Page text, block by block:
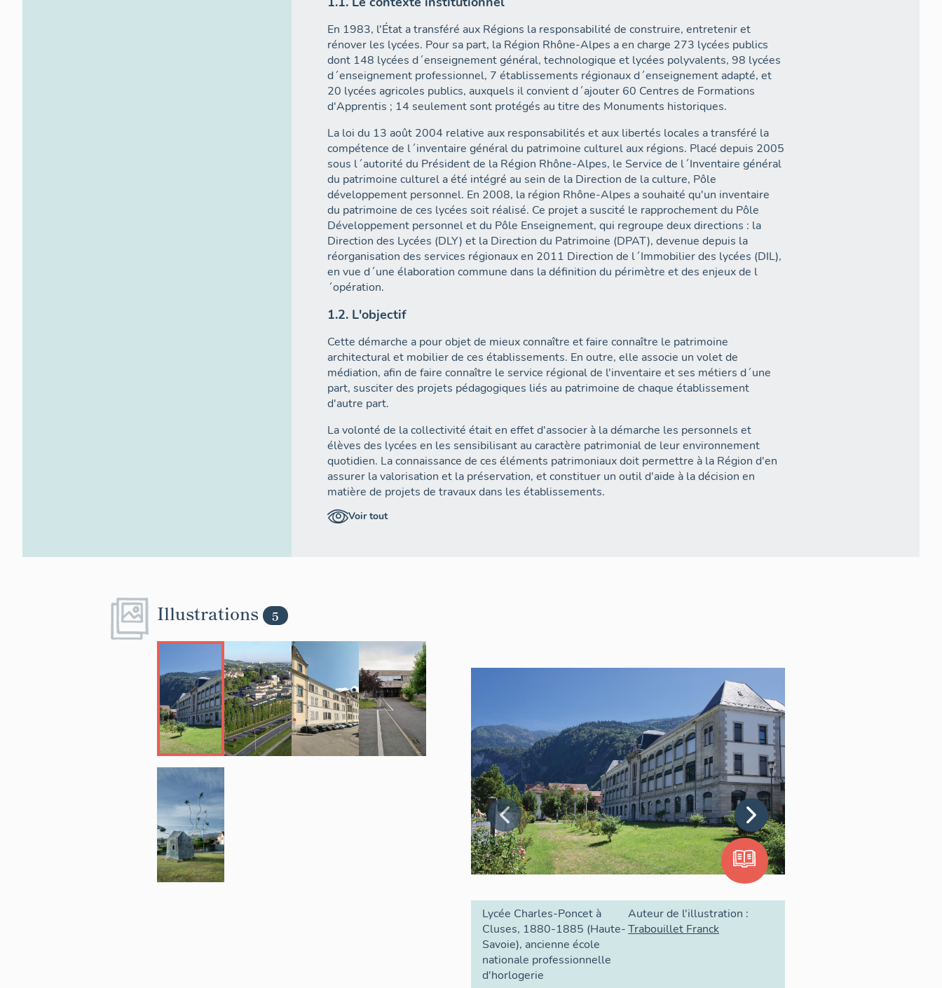
En 1983, l'État a transféré aux Régions la responsabilité de construire, entretenir et
rénover les lycées. Pour sa part, la Région Rhône-Alpes a en charge 273 lycées publics
dont 148 lycées d´enseignement général, technologique et lycées polyvalents, 98 lycées
d´enseignement professionnel, 7 établissements régionaux d´enseignement adapté, et
20 lycées agricoles publics, auxquels il convient d´ajouter 60 Centres de Formations
d'Apprentis ; 14 seulement sont protégés au titre des Monuments historiques.
La loi du 13 août 2004 relative aux responsabilités et aux libertés locales a transféré la
compétence de l´inventaire général du patrimoine culturel aux régions. Placé depuis 2005
sous l´autorité du Président de la Région Rhône-Alpes, le Service de l´Inventaire général
du patrimoine culturel a été intégré au sein de la Direction de la culture, Pôle
développement personnel. En 2008, la région Rhône-Alpes a souhaité qu'un inventaire
du patrimoine de ces lycées soit réalisé. Ce projet a suscité le rapprochement du Pôle
Développement personnel et du Pôle Enseignement, qui regroupe deux directions : la
Direction des Lycées (DLY) et la Direction du Patrimoine (DPAT), devenue depuis la
réorganisation des services régionaux en 2011 Direction de l´Immobilier des lycées (DIL),
en vue d´une élaboration commune dans la définition du périmètre et des enjeux de l
´opération.
1.2. L'objectif
Cette démarche a pour objet de mieux connaître et faire connaître le patrimoine
architectural et mobilier de ces établissements. En outre, elle associe un volet de
médiation, afin de faire connaître le service régional de l'inventaire et ses métiers d´une
part, susciter des projets pédagogiques liés au patrimoine de chaque établissement
d'autre part.
La volonté de la collectivité était en effet d'associer à la démarche les personnels et
élèves des lycées en les sensibilisant au caractère patrimonial de leur environnement
quotidien. La connaissance de ces éléments patrimoniaux doit permettre à la Région d'en
assurer la valorisation et la préservation, et constituer un outil d'aide à la décision en
matière de projets de travaux dans les établissements.
1.3. Le mode opératoire
leur sont liés : objets historiques, pédagogiques, artistiques. Chaque établissement est
situé sur le plan cadastral correspondant et sur un fond de carte géolocalisé. Il en est de
même des objets mobiliers inventoriés. Une campagne photographique complète
l'inventaire.
- la reprise de l'opération après la fusion des deux régions Auvergne et Rhône-Alpes
(2018-2022)
Un nouveau Cahier des clauses scientifiques et techniques est élaboré et les modalités de
l'opération revues à l'aune de nouveaux enjeux, l'étude englobant la quasi totalité des
lycées publics régionaux. L'opération se transforme en un programme de recherche
composé de quatre opérations ci-après décrites.
En 2009, la Région décide de lancer une opération-test d'inventaire de quatre lycées
publics, portant sur les établissements suivants : lycée de la Plaine de l'Ain à Ambérieu-
en-Bugey (01), lycée Gabriel-Faure à Tournon-sur-Rhône (07), lycée Champollion à
Grenoble (38), lycée La Martinière-Diderot à Lyon (69), retenus pour leur représentativité
d´un point de vue typologique, historique et/ou pédagogique, et pour la diversité de leur
répartition géographique. Le cahier des charges est joint à la présente notice.
Cette opération est confiée la même année, par marché public, à l'agence Art2 Conseil
(Elisabeth Dandel et en sous-traitance pour la campagne photographique, l'agence
Voir tout
Illustrations 5
Lycée Charles-Poncet à
Cluses, 1880-1885 (Haute-
Savoie), ancienne école
nationale professionnelle
d'horlogerie
Auteur de l'illustration :
Trabouillet Franck